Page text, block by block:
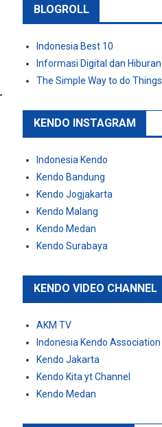
BLOGROLL
Indonesia Best 10
Informasi Digital dan Hiburan
The Simple Way to do Things
KENDO INSTAGRAM
Indonesia Kendo
Kendo Bandung
Kendo Jogjakarta
Kendo Malang
Kendo Medan
Kendo Surabaya
KENDO VIDEO CHANNEL
AKM TV
Indonesia Kendo Association
Kendo Jakarta
Kendo Kita yt Channel
Kendo Medan